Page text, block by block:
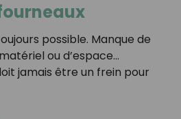
possible. Manque de
ou d’espace…
jamais être un frein pour